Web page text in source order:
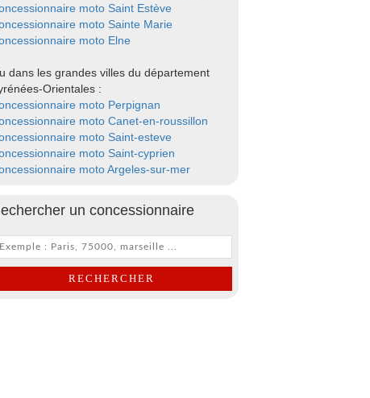
moto Saint Estève
moto Sainte Marie
moto Elne
dans les grandes villes du département
Orientales :
moto Perpignan
moto Canet-en-roussillon
moto Saint-esteve
moto Saint-cyprien
moto Argeles-sur-mer
un concessionnaire